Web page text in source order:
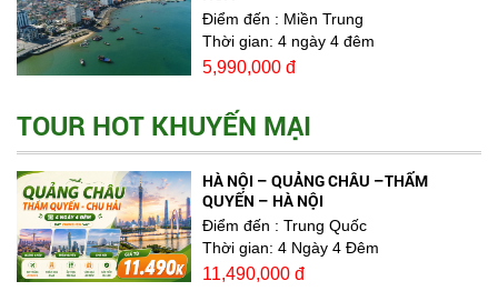
Điểm đến : Miền Trung
Thời gian: 4 ngày 4 đêm
5,990,000 đ
TOUR HOT KHUYẾN MẠI
HÀ NỘI – QUẢNG CHÂU –THẨM
QUYẾN – HÀ NỘI
Điểm đến : Trung Quốc
Thời gian: 4 Ngày 4 Đêm
11,490,000 đ